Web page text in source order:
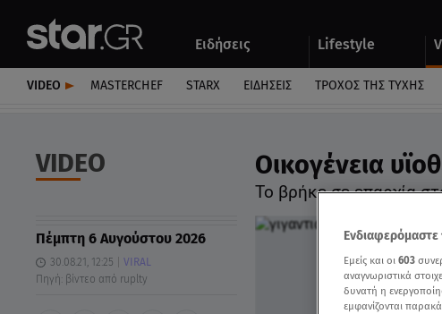
Ειδήσεις Lifestyle
Αυτοκίνητο
VIDEO MASTERCHEF STARX ΕΙΔΉΣΕΙΣ ΤΡΟΧΌΣ ΤΗΣ ΤΎΧΗΣ
VIDEO Oικογένεια
Το βρήκε σε επαρχία
Πέμπτη 6 Αυγούστου 2026
30.08.21, 12:25
VIRAL
Πηγή: βίντεο από ruplty
Εμείς και οι 603
αναγνωριστικά
δυνατή η
εμφανίζονται